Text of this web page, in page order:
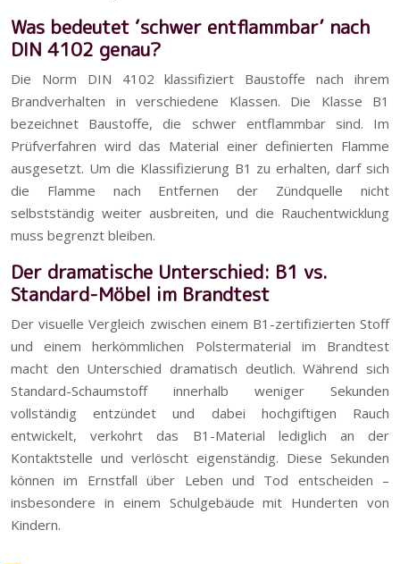
Was bedeutet ‘schwer entflammbar’ nach
DIN 4102 genau?
Die Norm DIN 4102 klassifiziert Baustoffe nach ihrem
Brandverhalten in verschiedene Klassen. Die Klasse B1
bezeichnet Baustoffe, die schwer entflammbar sind. Im
Prüfverfahren wird das Material einer definierten Flamme
ausgesetzt. Um die Klassifizierung B1 zu erhalten, darf sich
die Flamme nach Entfernen der Zündquelle nicht
selbstständig weiter ausbreiten, und die Rauchentwicklung
muss begrenzt bleiben.
Der dramatische Unterschied: B1 vs.
Standard-Möbel im Brandtest
Der visuelle Vergleich zwischen einem B1-zertifizierten Stoff
und einem herkömmlichen Polstermaterial im Brandtest
macht den Unterschied dramatisch deutlich. Während sich
Standard-Schaumstoff innerhalb weniger Sekunden
vollständig entzündet und dabei hochgiftigen Rauch
entwickelt, verkohrt das B1-Material lediglich an der
Kontaktstelle und verlöscht eigenständig. Diese Sekunden
können im Ernstfall über Leben und Tod entscheiden –
insbesondere in einem Schulgebäude mit Hunderten von
Kindern.